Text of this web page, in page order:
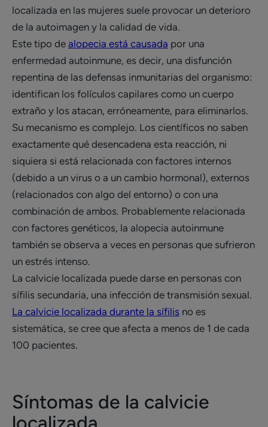
localizada en las mujeres suele provocar un deterioro
de la autoimagen y la calidad de vida.
Este tipo de alopecia está causada por una
enfermedad autoinmune, es decir, una disfunción
repentina de las defensas inmunitarias del organismo:
identifican los folículos capilares como un cuerpo
extraño y los atacan, erróneamente, para eliminarlos.
Su mecanismo es complejo. Los científicos no saben
exactamente qué desencadena esta reacción, ni
siquiera si está relacionada con factores internos
(debido a un virus o a un cambio hormonal), externos
(relacionados con algo del entorno) o con una
combinación de ambos. Probablemente relacionada
con factores genéticos, la alopecia autoinmune
también se observa a veces en personas que sufrieron
un estrés intenso.
La calvicie localizada puede darse en personas con
sífilis secundaria, una infección de transmisión sexual.
La calvicie localizada durante la sífilis no es
sistemática, se cree que afecta a menos de 1 de cada
100 pacientes.
Síntomas de la calvicie